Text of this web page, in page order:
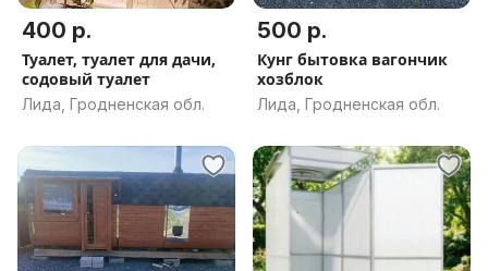
400 р.
Туалет, туалет для дачи,
содовый туалет
Лида, Гродненская обл.
500 р.
Кунг бытовка вагончик
хозблок
Лида, Гродненская обл.